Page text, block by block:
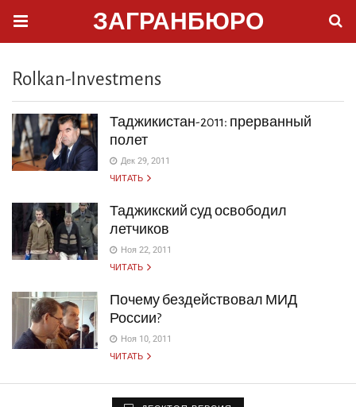
ЗАГРАНБЮРО
Rolkan-Investmens
Таджикистан-2011: прерванный
полет
Дек 29, 2011
ЧИТАТЬ
Таджикский суд освободил
летчиков
Ноя 22, 2011
ЧИТАТЬ
Почему бездействовал МИД
России?
Ноя 10, 2011
ЧИТАТЬ